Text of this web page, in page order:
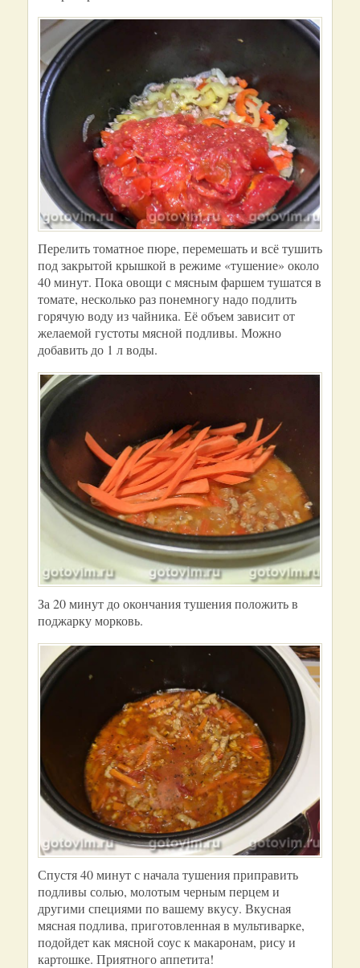
Перелить томатное пюре, перемешать и всё тушить
под закрытой крышкой в режиме «тушение» около
40 минут. Пока овощи с мясным фаршем тушатся в
томате, несколько раз понемногу надо подлить
горячую воду из чайника. Её объем зависит от
желаемой густоты мясной подливы. Можно
добавить до 1 л воды.
За 20 минут до окончания тушения положить в
поджарку морковь.
Спустя 40 минут с начала тушения приправить
подливы солью, молотым черным перцем и
другими специями по вашему вкусу. Вкусная
мясная подлива, приготовленная в мультиварке,
подойдет как мясной соус к макаронам, рису и
картошке. Приятного аппетита!